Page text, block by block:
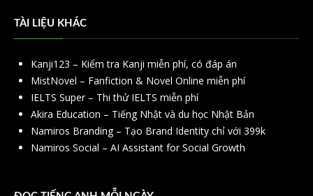
TÀI LIỆU KHÁC
Kanji123 – Kiểm tra Kanji miễn phí, có đáp án
MistNovel – Fanfiction & Novel Online miễn phí
IELTS Super – Thi thử IELTS miễn phí
Akira Education – Tiếng Nhật và du học Nhật Bản
Namiros Branding – Tạo Brand Identity chỉ với 399k
Namiros Social – AI Assistant for Social Growth